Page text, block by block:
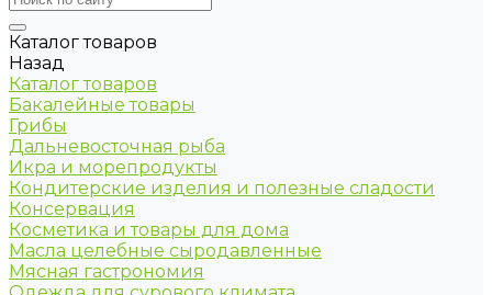
Каталог товаров
Назад
Каталог товаров
Бакалейные товары
Грибы
Дальневосточная рыба
Икра и морепродукты
Кондитерские изделия и полезные сладости
Консервация
Косметика и товары для дома
Масла целебные сыродавленные
Мясная гастрономия